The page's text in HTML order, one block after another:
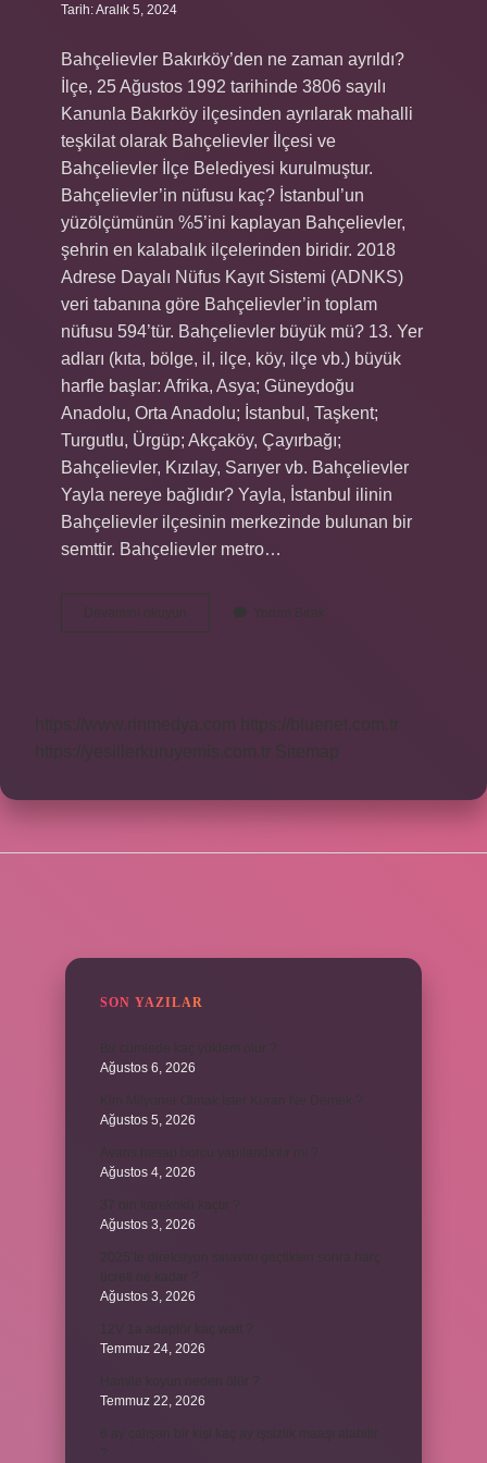
Tarih: Aralık 5, 2024
Bahçelievler Bakırköy’den ne zaman ayrıldı?
İlçe, 25 Ağustos 1992 tarihinde 3806 sayılı
Kanunla Bakırköy ilçesinden ayrılarak mahalli
teşkilat olarak Bahçelievler İlçesi ve
Bahçelievler İlçe Belediyesi kurulmuştur.
Bahçelievler’in nüfusu kaç? İstanbul’un
yüzölçümünün %5’ini kaplayan Bahçelievler,
şehrin en kalabalık ilçelerinden biridir. 2018
Adrese Dayalı Nüfus Kayıt Sistemi (ADNKS)
veri tabanına göre Bahçelievler’in toplam
nüfusu 594’tür. Bahçelievler büyük mü? 13. Yer
adları (kıta, bölge, il, ilçe, köy, ilçe vb.) büyük
harfle başlar: Afrika, Asya; Güneydoğu
Anadolu, Orta Anadolu; İstanbul, Taşkent;
Turgutlu, Ürgüp; Akçaköy, Çayırbağı;
Bahçelievler, Kızılay, Sarıyer vb. Bahçelievler
Yayla nereye bağlıdır? Yayla, İstanbul ilinin
Bahçelievler ilçesinin merkezinde bulunan bir
semttir. Bahçelievler metro…
Devamını okuyun
Bahçelievlerin
Kaç
Yorum Bırak
https://www.rinmedya.com
https://bluenet.com.tr
https://yesillerkuruyemis.com.tr Sitemap
SON YAZILAR
Ağustos 6, 2026
Ağustos 5, 2026
Ağustos 4, 2026
Ağustos 3, 2026
Ağustos 3, 2026
Temmuz 24, 2026
Temmuz 22, 2026